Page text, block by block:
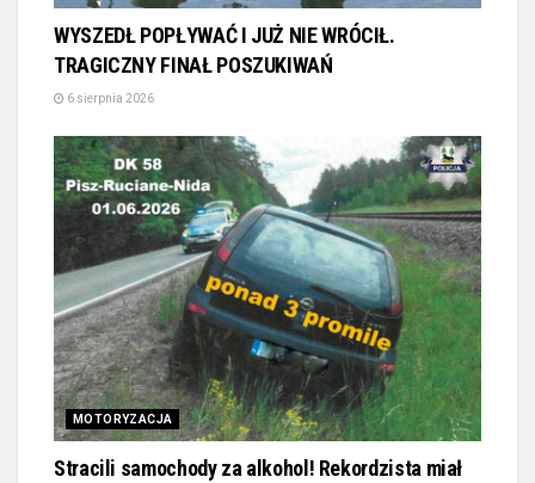
WYSZEDŁ POPŁYWAĆ I JUŻ NIE WRÓCIŁ.
TRAGICZNY FINAŁ POSZUKIWAŃ
6 sierpnia 2026
MOTORYZACJA
Stracili samochody za alkohol! Rekordzista miał